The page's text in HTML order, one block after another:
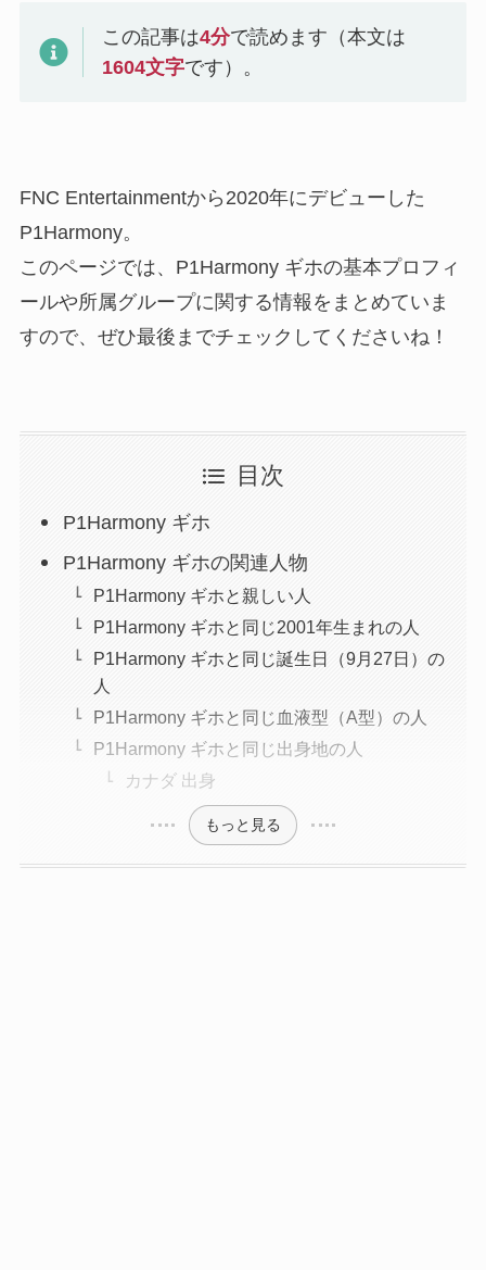
この記事は4分で読めます（本文は
1604文字です）。
FNC Entertainmentから2020年にデビューした
P1Harmony。
このページでは、P1Harmony ギホの基本プロフィ
ールや所属グループに関する情報をまとめていま
すので、ぜひ最後までチェックしてくださいね！
目次
P1Harmony ギホ
P1Harmony ギホの関連人物
P1Harmony ギホと親しい人
P1Harmony ギホと同じ2001年生まれの人
P1Harmony ギホと同じ誕生日（9月27日）の
人
P1Harmony ギホと同じ血液型（A型）の人
P1Harmony ギホと同じ出身地の人
カナダ 出身
もっと見る